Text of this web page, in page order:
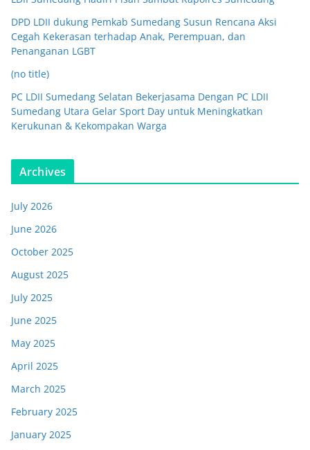
DPD LDII dukung Pemkab Sumedang Susun Rencana Aksi
Cegah Kekerasan terhadap Anak, Perempuan, dan
Penanganan LGBT
(no title)
PC LDII Sumedang Selatan Bekerjasama Dengan PC LDII
Sumedang Utara Gelar Sport Day untuk Meningkatkan
Kerukunan & Kekompakan Warga
Archives
July 2026
June 2026
October 2025
August 2025
July 2025
June 2025
May 2025
April 2025
March 2025
February 2025
January 2025